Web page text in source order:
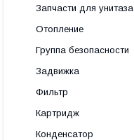
Запчасти для унитаза
Отопление
Группа безопасности
Задвижка
Фильтр
Картридж
Конденсатор